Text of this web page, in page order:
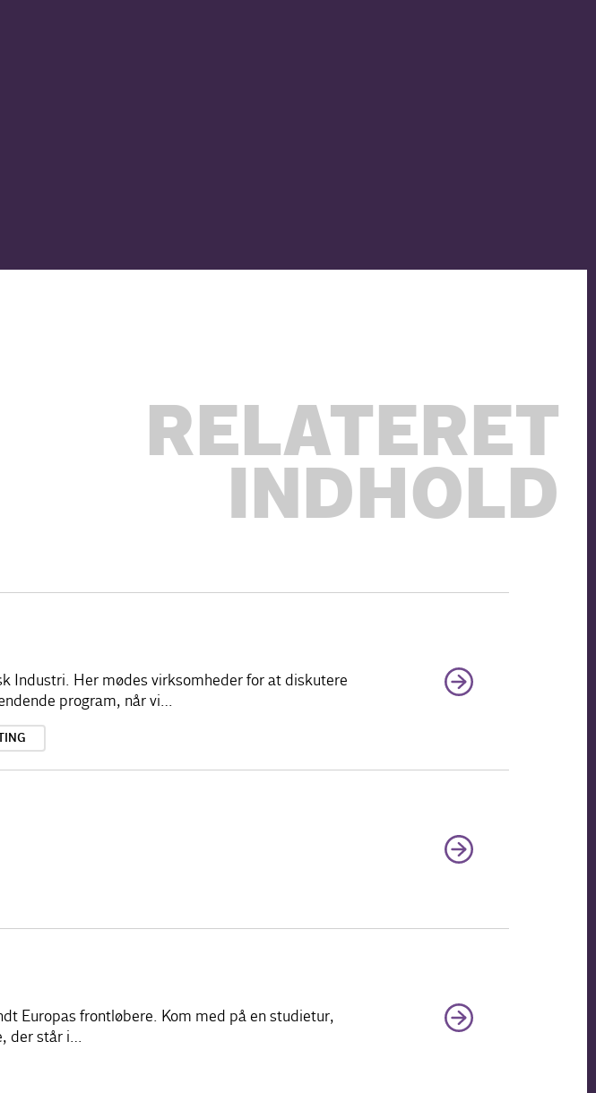
RELATERET
INDHOLD
Industri. Her mødes virksomheder for at diskutere
program, når vi…
Europas frontløbere. Kom med på en studietur,
der står i…